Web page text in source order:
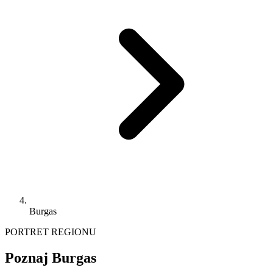
Burgas
PORTRET REGIONU
Poznaj Burgas